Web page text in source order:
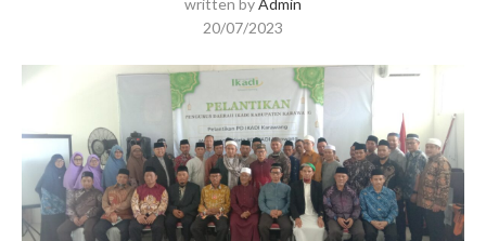
written byAdmin
20/07/2023